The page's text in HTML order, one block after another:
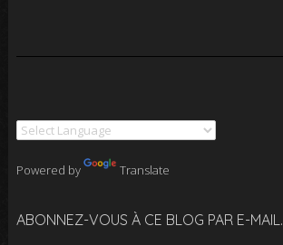
Powered by Translate
ABONNEZ-VOUS À CE BLOG PAR E-MAIL.